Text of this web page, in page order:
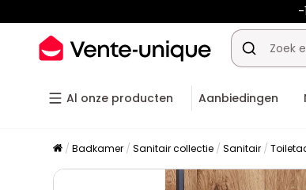
-
Al onze producten Aanbiedingen
Badkamer Sanitair collectie Sanitair